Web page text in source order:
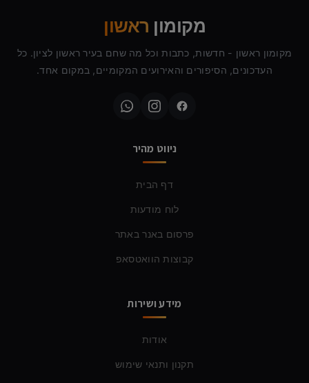
מקומון ראשון
מקומון ראשון - חדשות, כתבות וכל מה שחם בעיר ראשון לציון. כל
העדכונים, הסיפורים והאירועים המקומיים, במקום אחד.
ניווט מהיר
דף הבית
לוח מודעות
פרסום באנר באתר
קבוצות הוואטסאפ
מידע ושירות
אודות
תקנון ותנאי שימוש